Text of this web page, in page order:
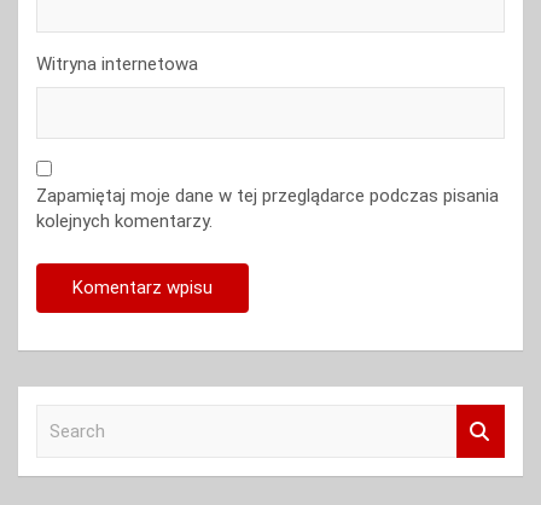
Witryna internetowa
Zapamiętaj moje dane w tej przeglądarce podczas pisania
kolejnych komentarzy.